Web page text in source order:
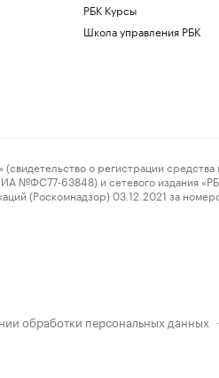
РБК Курсы
Школа управления РБК
о регистрации средства
№ФС77-63848) и сетевого издания
(Роскомнадзор) 03.12.2021 за
обработки персональных данных ·